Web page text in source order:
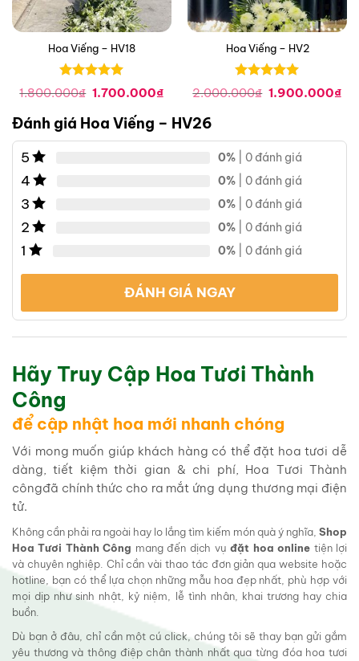
Hoa Viếng – HV18
Được xếp
hạng
05
1.800.000₫ Giá
1.800.000₫.
1.700.000₫Giá
tại
là:
Hoa Viếng – HV2
Được xếp
hạng
05
2.000.000₫ Giá
1.900.000₫
Đánh giá Hoa Viếng – HV26
5 0% | 0 đánh giá
4 0% | 0 đánh giá
3 0% | 0 đánh giá
2 0% | 0 đánh giá
1 0% | 0 đánh giá
ĐÁNH GIÁ NGAY
Hãy Truy Cập Hoa Tươi Thành
Công
để cập nhật hoa mới nhanh chóng
Với mong muốn giúp khách hàng có thể đặt hoa tươi dễ
dàng, tiết kiệm thời gian & chi phí, Hoa Tươi Thành
côngđã chính thức cho ra mắt ứng dụng thương mại điện
tử.
Không cần phải ra ngoài hay lo lắng tìm kiếm món quà ý nghĩa, Shop
Hoa Tươi Thành Công mang đến dịch vụđặt hoa online tiện lợi
và chuyên nghiệp. Chỉ cần vài thao tác đơn giản qua website hoặc
hotline, bạn có thể lựa chọn những mẫu hoa đẹp nhất, phù hợp với
mọi dịp như sinh nhật, kỷ niệm, lễ tình nhân, khai trương hay chia
buồn.
Dù bạn ở đâu, chỉ cần một cú click, chúng tôi sẽ thay bạn gửi gắm
yêu thương và thông điệp chân thành nhất qua từng đóa hoa tươi